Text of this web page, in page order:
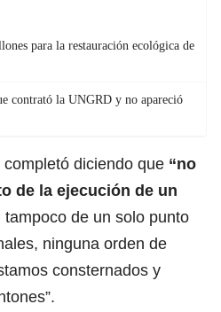
para la restauración ecológica de
contrató la UNGRD y no apareció
diciendo que “no
de la ejecución de un
tampoco de un solo punto
ninguna orden de
consternados y